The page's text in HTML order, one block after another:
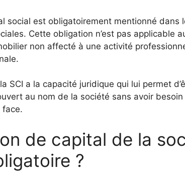
social est obligatoirement mentionné dans
Cette obligation n’est pas applicable
non affecté à une activité
SCI a la capacité juridique qui lui permet
au nom de la société sans avoir
face.
de capital de la
?